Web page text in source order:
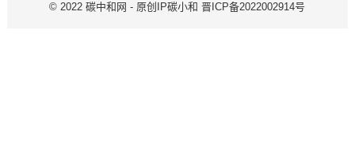
© 2022碳中和网 - 原创IP碳小和 晋ICP备2022002914号